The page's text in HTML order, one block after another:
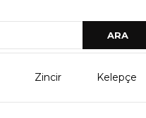
Zincir Kelepçe